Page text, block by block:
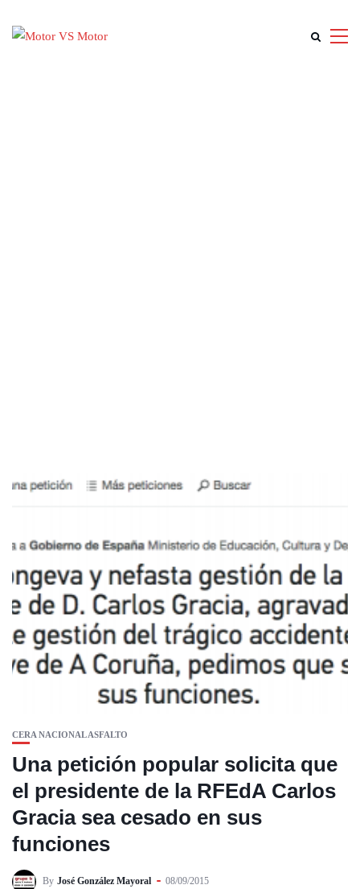
CERA NACIONAL ASFALTO
Una petición popular solicita que
el presidente de la RFEdA Carlos
Gracia sea cesado en sus
funciones
By José González Mayoral 08/09/2015